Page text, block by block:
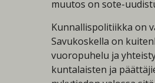
muutos on sote-
Kunnallispolitiikka on
Savukoskella on
vuoropuhelu ja
kuntalaisten ja